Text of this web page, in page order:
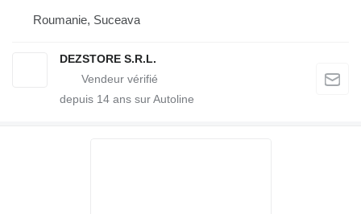
Roumanie, Suceava
DEZSTORE S.R.L.
depuis 14 ans sur Autoline